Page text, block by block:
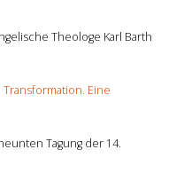
Theologe Karl Barth
Eine
Tagung der 14.